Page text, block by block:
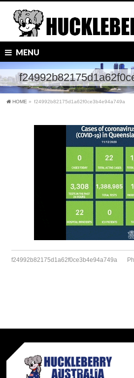
MENU
HOME » f24992b82175d1a62f0ce3b4e94a749a
f24992b82175d1a62f0ce3b4e94a749a